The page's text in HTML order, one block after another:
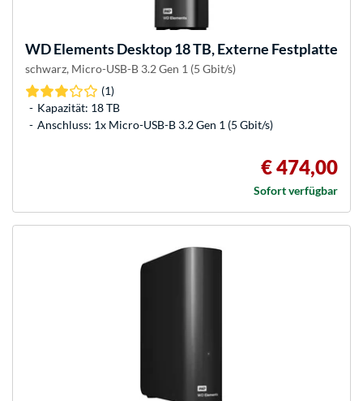
WDElements Desktop 18 TB, Externe Festplatte
schwarz, Micro-USB-B 3.2 Gen 1 (5 Gbit/s)
(1)
Kapazität: 18 TB
Anschluss: 1x Micro-USB-B 3.2 Gen 1 (5 Gbit/s)
€ 474,00
Sofort verfügbar